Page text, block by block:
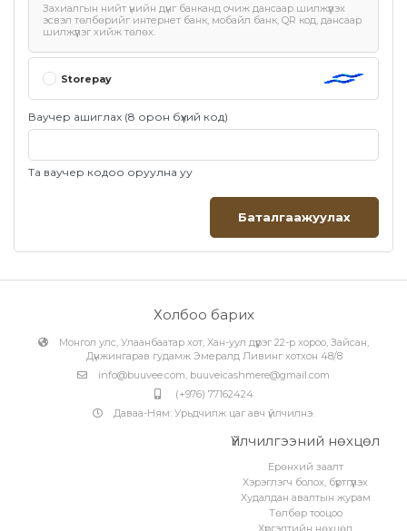
Захиалгын нийт үнийн дүнг банканд очиж дансаар шилжүүлэх
эсвэл төлбөрийг интернет банк, мобайл банк, QR код, дансаар
шилжүүлэг хийж төлөх.
Storepay
Таны захиалгын хэсэг бөглөсөн утасны дугаар нь Storepay апп
дээрх зээлийн эрх нээгдсэн утас байх ёстой бөгөөд зээлийн
Ваучер ашиглах (8 орон бүхий код)
Та ваучер кодоо оруулна уу
Баталгаажуулах
Холбоо барих
Монгол улс, Улаанбаатар хот, Хан-уул дүүрэг 22-р хороо, Зайсан,
Дүнжингарав гудамж Эмералд Ливинг хотхон 48/8
info@buuvee.com, buuveicashmere@gmail.com
(+976) 77162424
Даваа-Ням: Урьдчилж цаг авч үйлчилнэ.
Үйлчилгээний нөхцөл
Ерөнхий заалт
Хэрэглэгч болох, бүртгүүлэх
Худалдан авалтын журам
Төлбөр тооцоо
Хүргэлтийн нөхцөл